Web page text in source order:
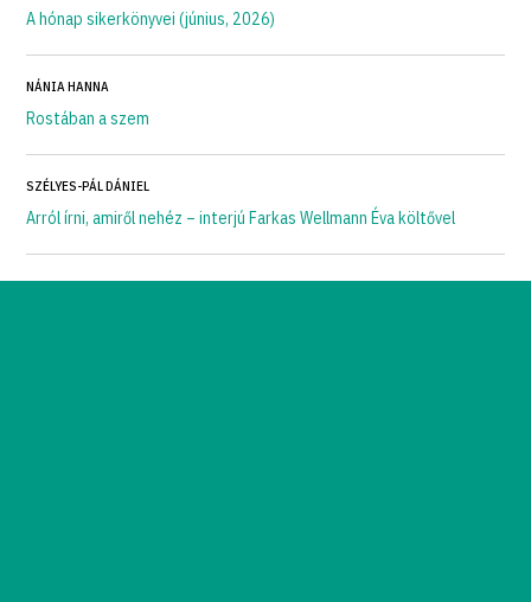
A hónap sikerkönyvei (június, 2026)
NÁNIA HANNA
Rostában a szem
SZÉLYES-PÁL DÁNIEL
Arról írni, amiről nehéz – interjú Farkas Wellmann Éva költővel